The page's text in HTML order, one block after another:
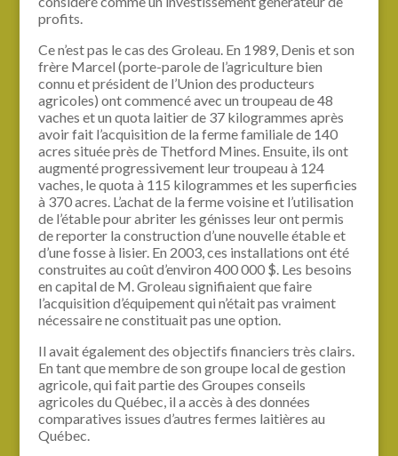
profits.
Ce n’est pas le cas des Groleau. En 1989, Denis et son
frère Marcel (porte-parole de l’agriculture bien
connu et président de l’Union des producteurs
agricoles) ont commencé avec un troupeau de 48
vaches et un quota laitier de 37 kilogrammes après
avoir fait l’acquisition de la ferme familiale de 140
acres située près de Thetford Mines. Ensuite, ils ont
augmenté progressivement leur troupeau à 124
vaches, le quota à 115 kilogrammes et les superficies
à 370 acres. L’achat de la ferme voisine et l’utilisation
de l’étable pour abriter les génisses leur ont permis
de reporter la construction d’une nouvelle étable et
d’une fosse à lisier. En 2003, ces installations ont été
construites au coût d’environ 400 000 $. Les besoins
en capital de M. Groleau signifiaient que faire
l’acquisition d’équipement qui n’était pas vraiment
nécessaire ne constituait pas une option.
Il avait également des objectifs financiers très clairs.
En tant que membre de son groupe local de gestion
agricole, qui fait partie des Groupes conseils
agricoles du Québec, il a accès à des données
comparatives issues d’autres fermes laitières au
Québec.